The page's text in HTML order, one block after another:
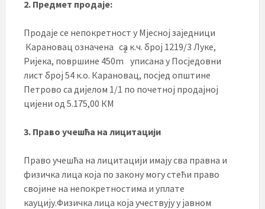
2. Предмет продаје:
Продаје се непокретност у Мјесној заједници
Карановац означена са к.ч. број 1219/3 Луке,
Ријека, површине 450m
2
уписана у Посједовни
лист број 54 к.о. Карановац, посјед општине
Петрово са дијелом 1/1 по почетној продајној
цијени од 5.175,00 КМ
3. Право учешћа на лицитацији
Право учешћа на лицитацији имају сва правна и
физичка лица која по закону могу стећи право
својине на непокретностима и уплате
кауцију.Физичка лица која учествују у јавном